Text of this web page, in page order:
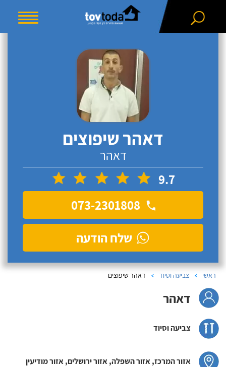
ראשי צביעה וסיוד דאהר שיפוצים
דאהר
צביעה וסיוד
אזור המרכז, אזור השפלה, אזור ירושלים, אזור מודיעין
דאהר שיפוצים
דאהר
9.7
073-2301808
שלח הודעה